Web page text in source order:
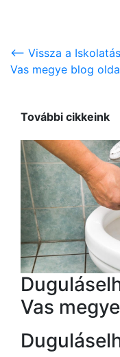
<-- Vissza a
Vas megye blog
További cikkeink
Vas megye